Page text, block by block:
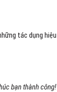
tác dụng hiệu
bạn thành công!